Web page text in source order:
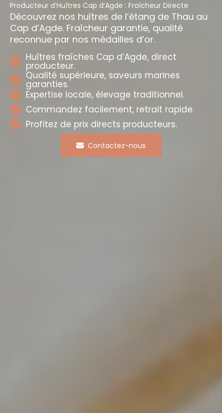
Producteur d’Huîtres Cap d’Agde : Fraîcheur Directe
Découvrez nos huîtres de l’étang de Thau au
Cap d’Agde. Fraîcheur garantie, qualité
reconnue par nos médailles d’or.
Huîtres fraîches Cap d’Agde, direct
producteur.
Qualité supérieure, saveurs marines
garanties.
Expertise locale, élevage traditionnel.
Commandez facilement, retrait rapide.
Profitez de prix directs producteurs.
Contactez-nous